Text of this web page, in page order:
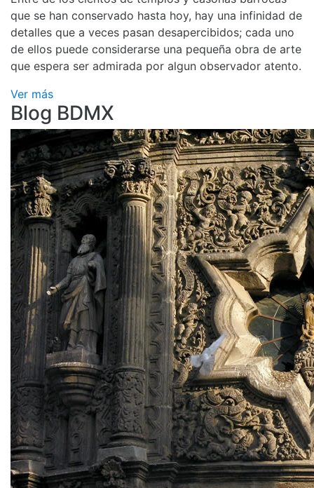
que se han conservado hasta hoy, hay una infinidad de
detalles que a veces pasan desapercibidos; cada uno
de ellos puede considerarse una pequeña obra de arte
que espera ser admirada por algun observador atento.
Ver más
Blog BDMX